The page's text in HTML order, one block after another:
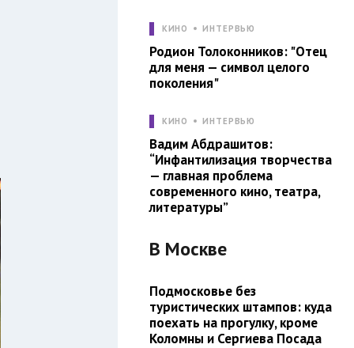
КИНО ИНТЕРВЬЮ
Родион Толоконников: "Отец
для меня — символ целого
поколения"
КИНО ИНТЕРВЬЮ
Вадим Абдрашитов:
“Инфантилизация творчества
— главная проблема
современного кино, театра,
литературы”
В Москве
Подмосковье без
туристических штампов: куда
поехать на прогулку, кроме
Коломны и Сергиева Посада